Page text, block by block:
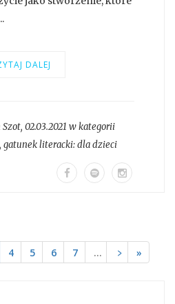
DALEJ
Szot, 02.03.2021 w kategorii
gatunek literacki:dla dzieci
4 5 6 7 … ﹥ »